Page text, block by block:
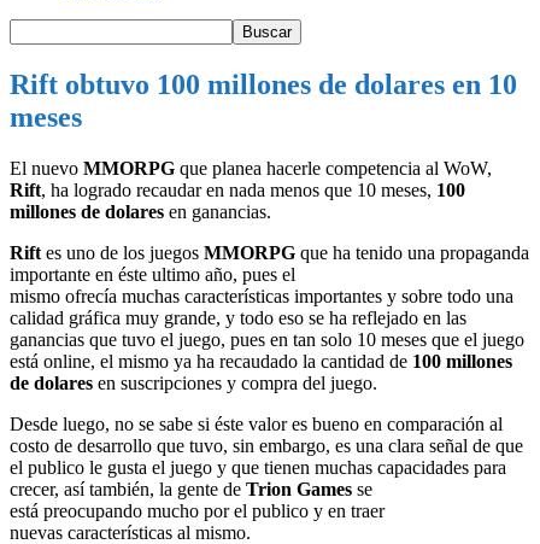
Rift obtuvo 100 millones de dolares en 10
meses
El nuevo MMORPG que planea hacerle competencia al WoW,
Rift, ha logrado recaudar en nada menos que 10 meses, 100
millones de dolares en ganancias.
Rift es uno de los juegos MMORPG que ha tenido una propaganda
importante en éste ultimo año, pues el
mismo ofrecía muchas características importantes y sobre todo una
calidad gráfica muy grande, y todo eso se ha reflejado en las
ganancias que tuvo el juego, pues en tan solo 10 meses que el juego
está online, el mismo ya ha recaudado la cantidad de 100 millones
de dolares en suscripciones y compra del juego.
Desde luego, no se sabe si éste valor es bueno en comparación al
costo de desarrollo que tuvo, sin embargo, es una clara señal de que
el publico le gusta el juego y que tienen muchas capacidades para
crecer, así también, la gente de Trion Games se
está preocupando mucho por el publico y en traer
nuevas características al mismo.